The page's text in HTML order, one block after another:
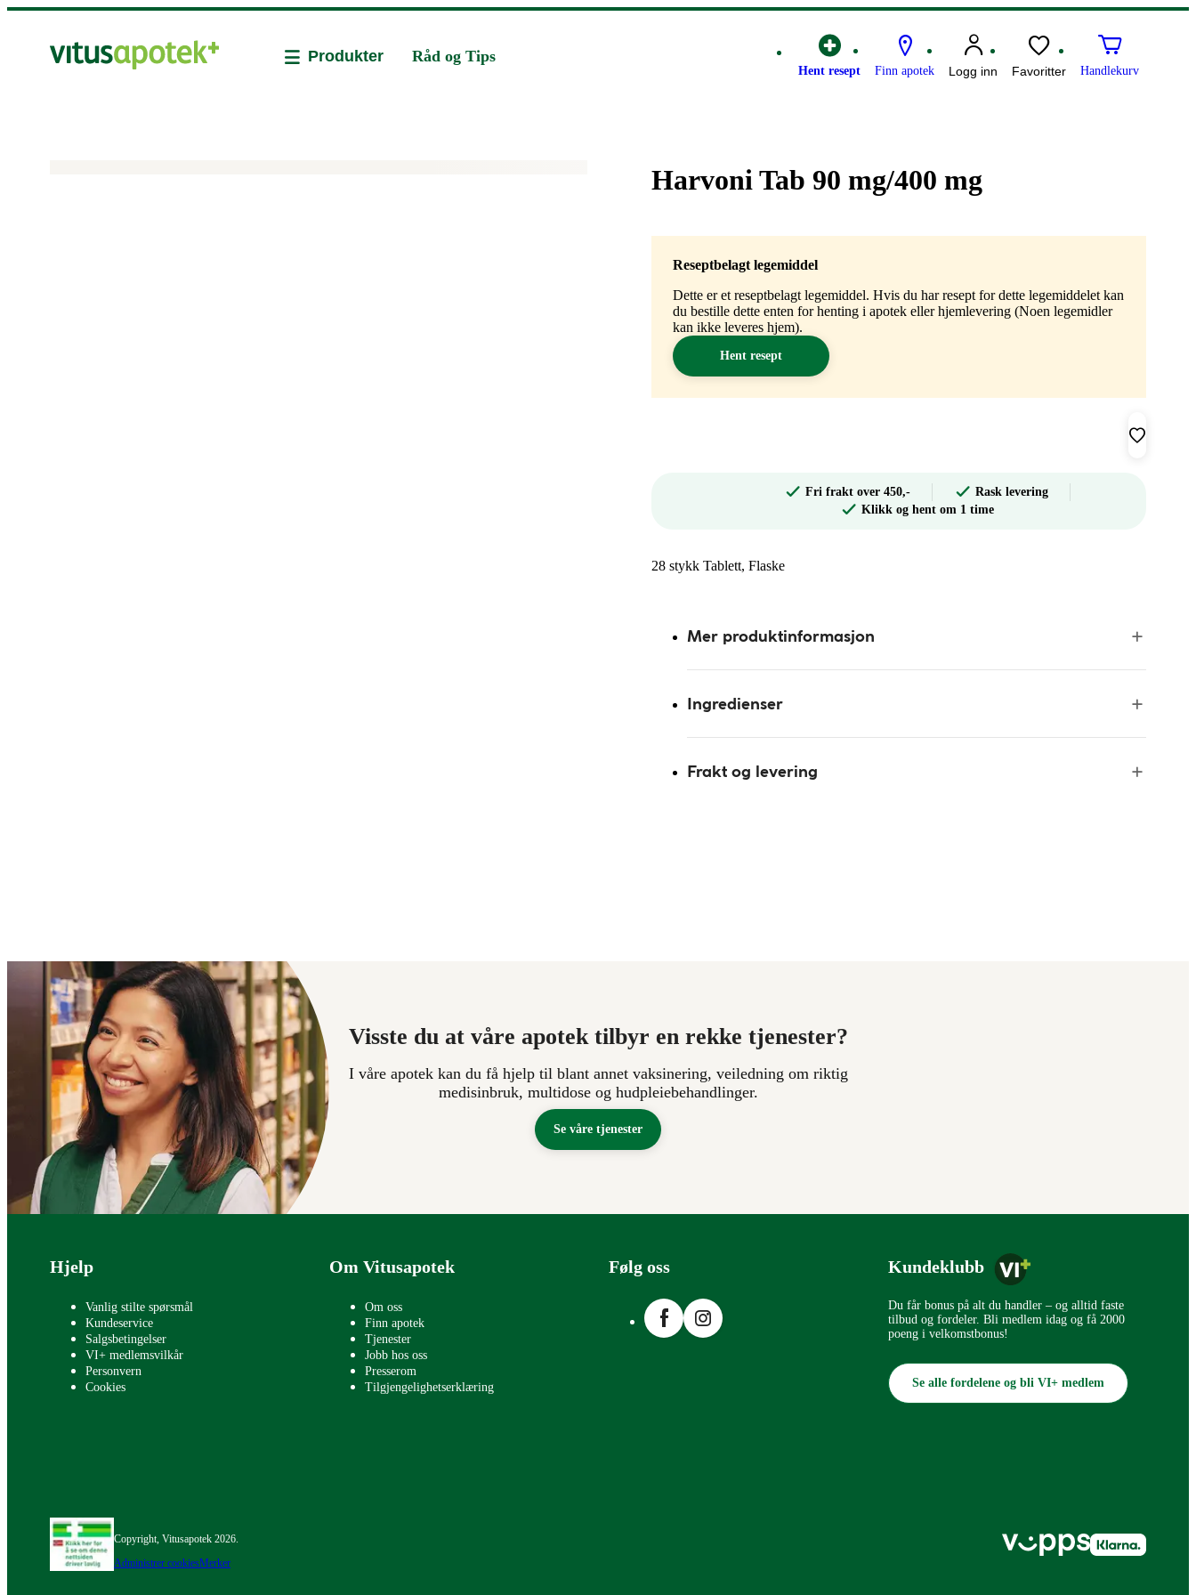
Hent resept Finn apotek Logg inn Favoritter Handlekurv
Produkter Råd og Tips
Harvoni Tab 90 mg/400 mg
Reseptbelagt legemiddel
Dette er et reseptbelagt legemiddel. Hvis du har resept for dette legemiddelet kan
du bestille dette enten for henting i apotek eller hjemlevering (Noen legemidler
kan ikke leveres hjem).
Hent resept
Fri frakt over 450,-
Rask levering
Klikk og hent om 1 time
28 stykk Tablett, Flaske
Mer produktinformasjon
Ingredienser
Frakt og levering
Visste du at våre apotek tilbyr en rekke tjenester?
I våre apotek kan du få hjelp til blant annet vaksinering, veiledning om riktig
medisinbruk, multidose og hudpleiebehandlinger.
Se våre tjenester
Bunntekst
Hjelp
Vanlig stilte spørsmål
Kundeservice
Salgsbetingelser
VI+ medlemsvilkår
Personvern
Cookies
Om Vitusapotek
Om oss
Finn apotek
Tjenester
Jobb hos oss
Presserom
Tilgjengelighetserklæring
Følg oss
FacebookInstagram
Kundeklubb
Du får bonus på alt du handler – og alltid faste
tilbud og fordeler. Bli medlem idag og få 2000
poeng i velkomstbonus!
Se alle fordelene og bli VI+ medlem
Copyright, Vitusapotek 2026.
Administrer cookiesMerker